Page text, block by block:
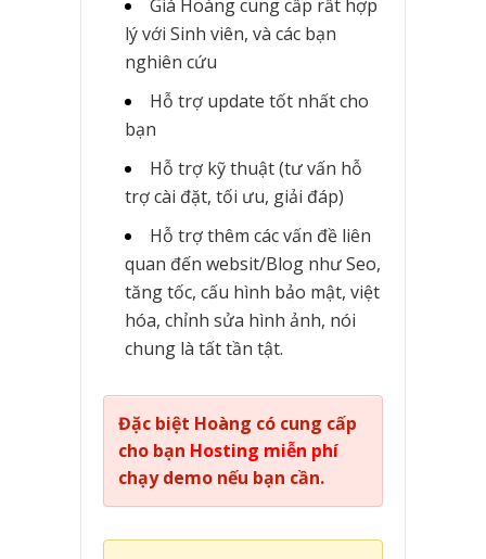
Giá Hoàng cung cấp rất hợp
lý với Sinh viên, và các bạn
nghiên cứu
Hỗ trợ update tốt nhất cho
bạn
Hỗ trợ kỹ thuật (tư vấn hỗ
trợ cài đặt, tối ưu, giải đáp)
Hỗ trợ thêm các vấn đề liên
quan đến websit/Blog như Seo,
tăng tốc, cấu hình bảo mật, việt
hóa, chỉnh sửa hình ảnh, nói
chung là tất tần tật.
Đặc biệt Hoàng có cung cấp
cho bạn Hosting miễn phí
chạy demo nếu bạn cần.